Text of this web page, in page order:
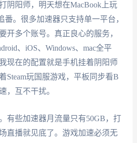
阴阳师，明天想在MacBook上玩
番。很多加速器只支持单一平台，
开多个账号。真正良心的服务，
、iOS、Windows、mac全平
现在的配置就是手机挂着阴阳师
Steam玩国服游戏，平板同步看B
，互不干扰。
有些加速器月流量只有50GB，打
直播就见底了。游戏加速必须无